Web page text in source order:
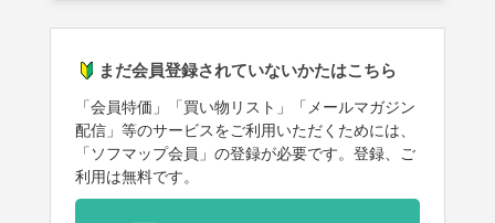
まだ会員登録されていないかたはこちら
「会員特価」「買い物リスト」「メールマガジン
配信」等のサービスをご利用いただくためには、
「ソフマップ会員」の登録が必要です。登録、ご
利用は無料です。